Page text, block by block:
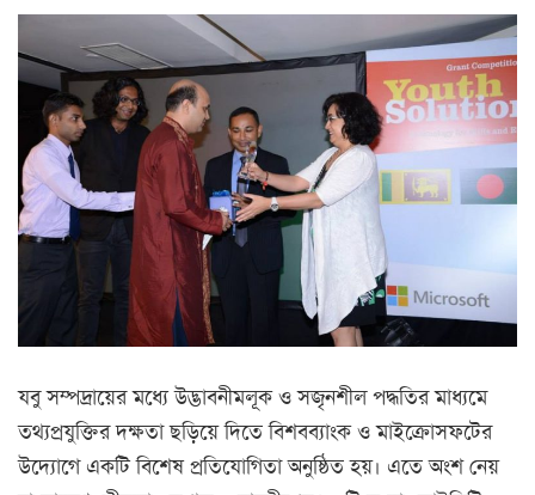
যবু সম্পদ্রায়ের মধ্যে উদ্ভাবনীমলূক ও সজৃনশীল পদ্ধতির মাধ্যমে
তথ্যপ্রযুক্তির দক্ষতা ছড়িয়ে দিতে বিশবব্যাংক ও মাইক্রোসফটের
উদ্যোগে একটি বিশেষ প্রতিযোগিতা অনুষ্ঠিত হয়। এতে অংশ নেয়